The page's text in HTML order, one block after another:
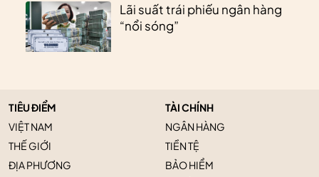
Lãi suất trái phiếu ngân hàng
“nổi sóng”
TIÊU ĐIỂM
VIỆT NAM
THẾ GIỚI
ĐỊA PHƯƠNG
TÀI CHÍNH
NGÂN HÀNG
TIỀN TỆ
BẢO HIỂM